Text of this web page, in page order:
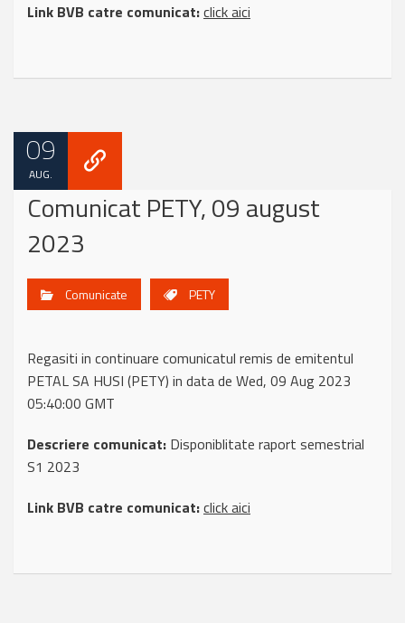
Link BVB catre comunicat:click aici
09
AUG.
Comunicat PETY, 09 august
2023
Comunicate PETY
Regasiti in continuare comunicatul remis de emitentul
PETAL SA HUSI (PETY) in data de Wed, 09 Aug 2023
05:40:00 GMT
Descriere comunicat: Disponiblitate raport semestrial
S1 2023
Link BVB catre comunicat:click aici